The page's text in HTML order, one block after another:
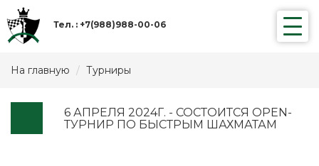
Тел. : +7(988)988-00-06
Toggle
На главную Турниры
6 АПРЕЛЯ 2024Г. - СОСТОИТСЯ OPEN-
ТУРНИР ПО БЫСТРЫМ ШАХМАТАМ